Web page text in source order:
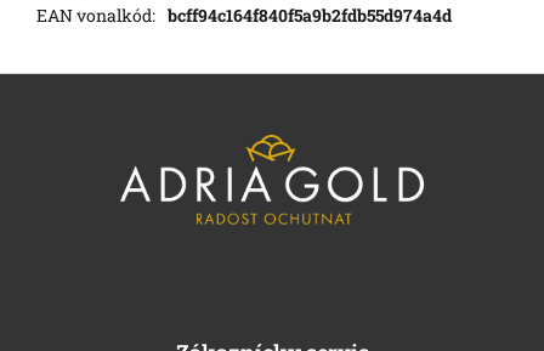
EAN vonalkód: bcff94c164f840f5a9b2fdb55d974a4d